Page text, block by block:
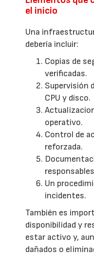
el inicio
Una
debería incluir:
Copias de
verificadas.
Supervisión
CPU y disco.
operativo.
Control de
reforzada.
Un
incidentes.
También es
disponibilidad y
estar activo y,
dañados o